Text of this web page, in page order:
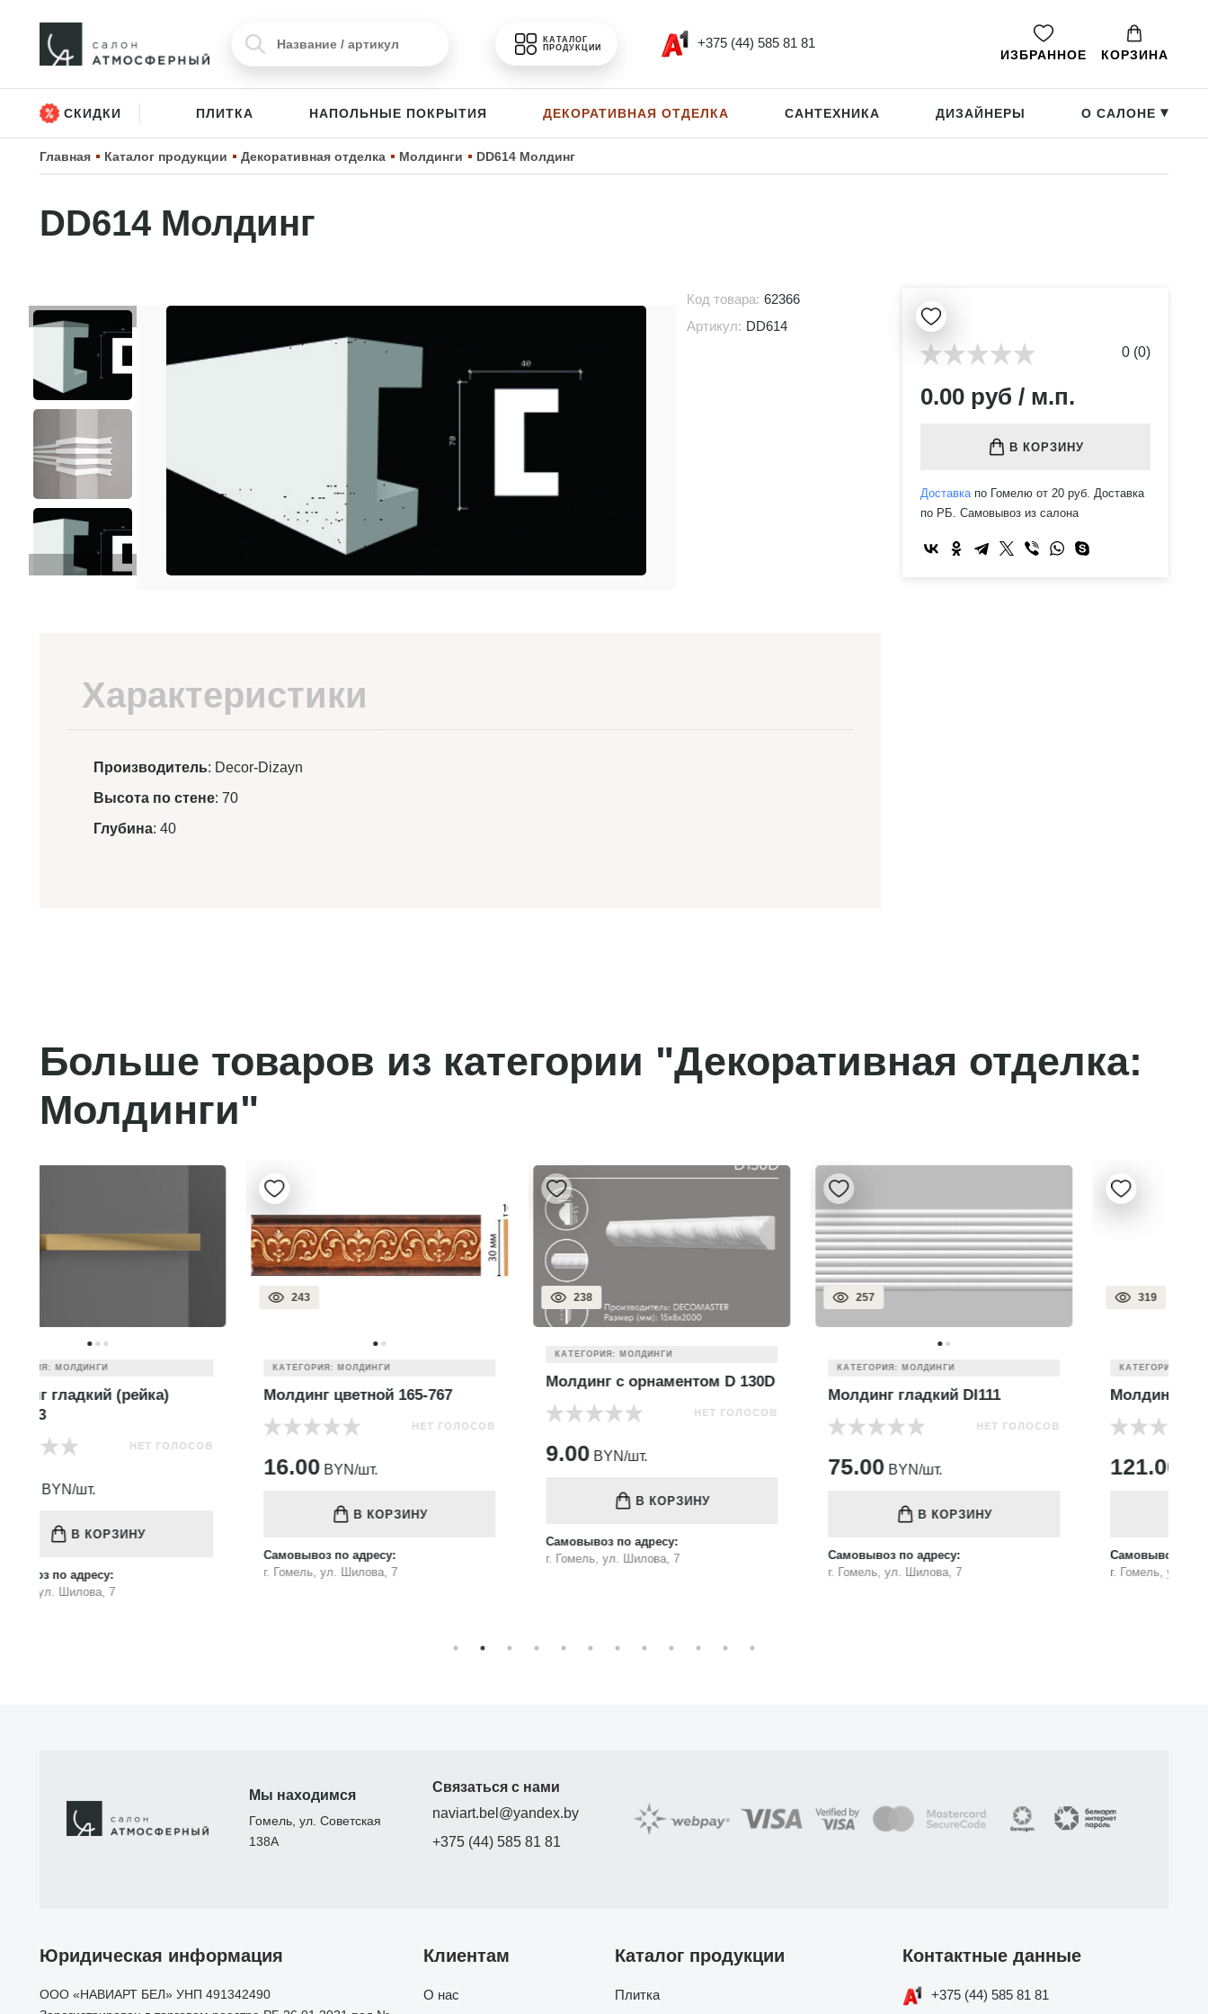
КАТАЛОГ
ПРОДУКЦИИ
+375 (44) 585 81 81
ИЗБРАННОЕ КОРЗИНА
СКИДКИ ПЛИТКА НАПОЛЬНЫЕ ПОКРЫТИЯ ДЕКОРАТИВНАЯ ОТДЕЛКА САНТЕХНИКА ДИЗАЙНЕРЫ О САЛОНЕ ▸
Главная Каталог продукции Декоративная отделка Молдинги DD614 Молдинг
DD614 Молдинг
Код товара: 62366
Артикул: DD614
Характеристики
Производитель: Decor-Dizayn
Высота по стене: 70
Глубина: 40
0 (0)
0.00 руб / м.п.
В КОРЗИНУ
Доставкапо Гомелю от 20 руб. Доставка
по РБ. Самовывоз из салона
Больше товаров из категории "Декоративная отделка:
Молдинги"
КАТЕГОРИЯ: МОЛДИНГИ
Молдинг цветной 165-767
НЕТ ГОЛОСОВ
г. Гомель, ул. Шилова, 7
Молдинг с орнаментом D 130D
НЕТ ГОЛОСОВ
г. Гомель, ул. Шилова, 7
Молдинг гладкий DI111
НЕТ ГОЛОСОВ
75.00
Самовывоз по адресу:
КАТЕГОРИЯ: МОЛДИНГИ
Молдинг цветной 170-4
НЕТ ГОЛОСОВ
121.00
Самовывоз по адресу:
г. Гомель, ул. Шилова, 7
Мы находимся
Гомель, ул. Советская
138А
Связаться с нами
naviart.bel@yandex.by
+375 (44) 585 81 81
Юридическая информация
ООО «НАВИАРТ БЕЛ» УНП 491342490
Клиентам
О нас
Каталог продукции
Плитка
Контактные данные
+375 (44) 585 81 81